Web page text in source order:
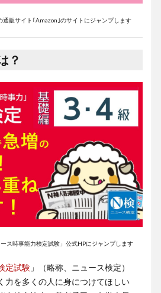
販サイト｢Amazon｣のサイトにジャンプします
？
ス時事能力検定試験」公式HPにジャンプします
定試験 」（略称、ニュース検定）
力を多くの人に身につけてほしい